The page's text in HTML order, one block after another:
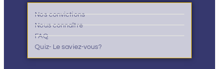
Nos convictions
Nous connaître
FAQ
Quiz- Le saviez-vous?